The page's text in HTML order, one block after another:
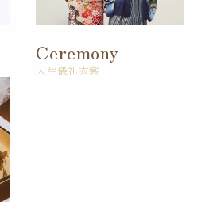
Ceremony
人生儀礼衣裳